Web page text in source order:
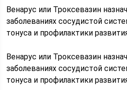
Венарус или Троксевазин
заболеваниях сосудистой
тонуса и профилактики
Венарус или Троксевазин
заболеваниях сосудистой
тонуса и профилактики